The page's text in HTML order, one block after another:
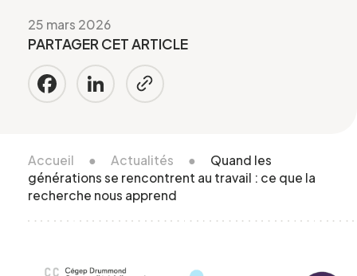
Accueil ● Actualités ●
Quand les
générations se rencontrent au travail : ce que la
recherche nous apprend
25 mars 2026
PARTAGER CET ARTICLE
Facebook
LinkedIn